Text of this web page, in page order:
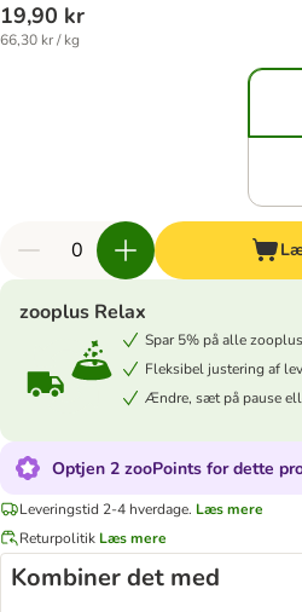
19,90 kr
66,30 kr / kg
zooplus Relax
Spar 5% på alle
Fleksibel justering af
Ændre, sæt på pause
Optjen 2 zooPoints for dette
Leveringstid 2-4 hverdage. Læs mere
Returpolitik Læs mere
Kombiner det med